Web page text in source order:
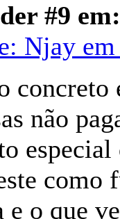
#9 em:
Njay
concreto
não
como
e o que